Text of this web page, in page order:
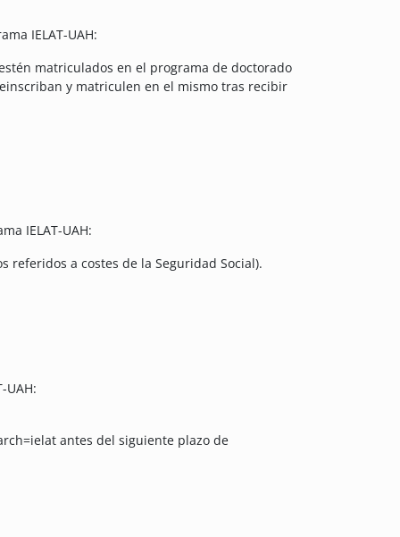
IELAT-UAH:
matriculados en el programa de doctorado
y matriculen en el mismo tras recibir
IELAT-UAH:
referidos a costes de la Seguridad Social).
UAH:
antes del siguiente plazo de